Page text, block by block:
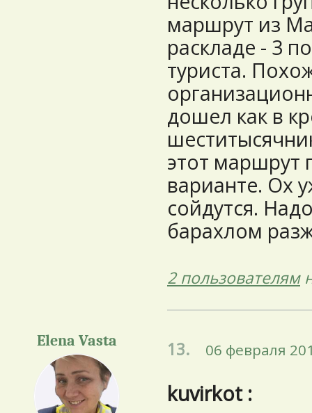
маршрут из
раскладе - 3
туриста.
дошел как в
этот маршрут
варианте. Ох
сойдутся.
барахлом
2 пользователям
Elena Vasta 13. 06 февраля
kuvirkot :